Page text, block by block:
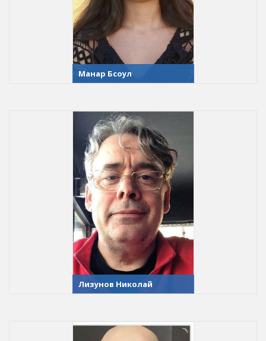
Манар Бсоул
Лизунов Николай